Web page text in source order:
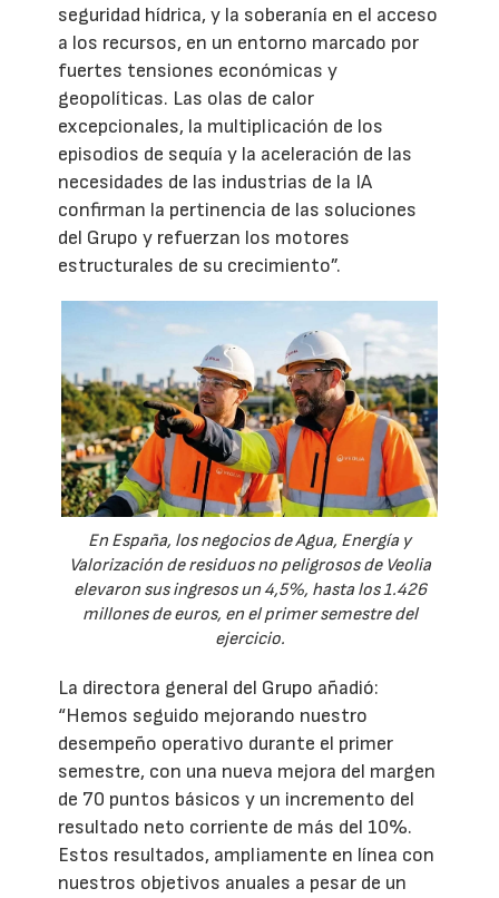
seguridad hídrica, y la soberanía en el acceso
a los recursos, en un entorno marcado por
fuertes tensiones económicas y
geopolíticas. Las olas de calor
excepcionales, la multiplicación de los
episodios de sequía y la aceleración de las
necesidades de las industrias de la IA
confirman la pertinencia de las soluciones
del Grupo y refuerzan los motores
estructurales de su crecimiento”.
En España, los negocios de Agua, Energía y
Valorización de residuos no peligrosos de Veolia
elevaron sus ingresos un 4,5%, hasta los 1.426
millones de euros, en el primer semestre del
ejercicio.
La directora general del Grupo añadió:
“Hemos seguido mejorando nuestro
desempeño operativo durante el primer
semestre, con una nueva mejora del margen
de 70 puntos básicos y un incremento del
resultado neto corriente de más del 10%.
Estos resultados, ampliamente en línea con
nuestros objetivos anuales a pesar de un